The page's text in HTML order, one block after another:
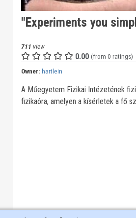
"Experiments you
711 view
0.00 (from 0 ratings)
Owner: hartlein
A Műegyetem Fizikai Intézetének
fizikaóra, amelyen a kísérletek a fő